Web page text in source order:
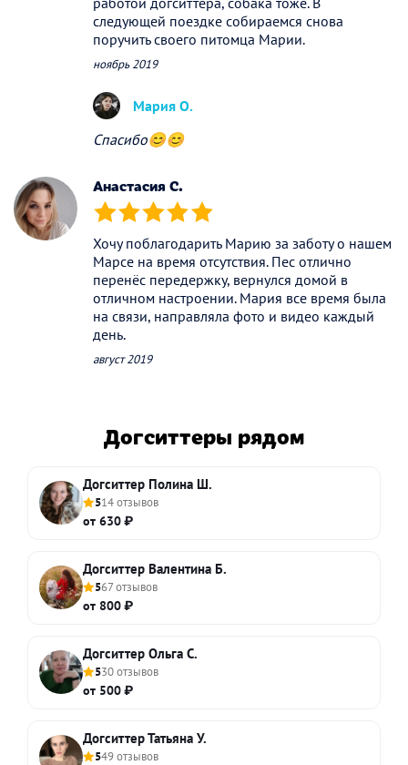
следующей поездке собираемся снова
поручить своего питомца Марии.
ноябрь 2019
Мария О.
Спасибо😊😊
Анастасия С.
(*) (*) (*) (*) (*)
Хочу поблагодарить Марию за заботу о нашем
Марсе на время отсутствия. Пес отлично
перенёс передержку, вернулся домой в
отличном настроении. Мария все время была
на связи, направляла фото и видео каждый
день.
август 2019
Догситтеры рядом
Догситтер Полина Ш.
514 отзывов
от 630 ₽
Догситтер Валентина Б.
567 отзывов
от 800 ₽
Догситтер Ольга С.
530 отзывов
от 500 ₽
Догситтер Татьяна У.
549 отзывов